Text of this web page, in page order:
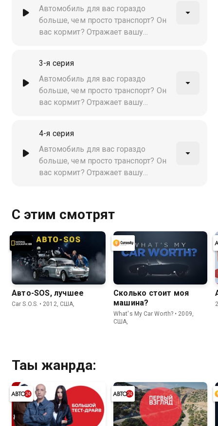
Автомобиль для вас гораздо
больше, чем просто транспорт? Он
вас кормит? Отражает вашу
3-я серия
Автомобиль для вас гораздо
больше, чем просто транспорт? Он
вас кормит? Отражает вашу
4-я серия
Автомобиль для вас гораздо
больше, чем просто транспорт? Он
вас кормит? Отражает вашу
С этим смотрят
Авто-SOS, лучшее
Car S.O.S. • 2012, США,
Сколько стоит моя
машина?
What's My Car Worth? • 2009,
США,
Тағы жанрда: